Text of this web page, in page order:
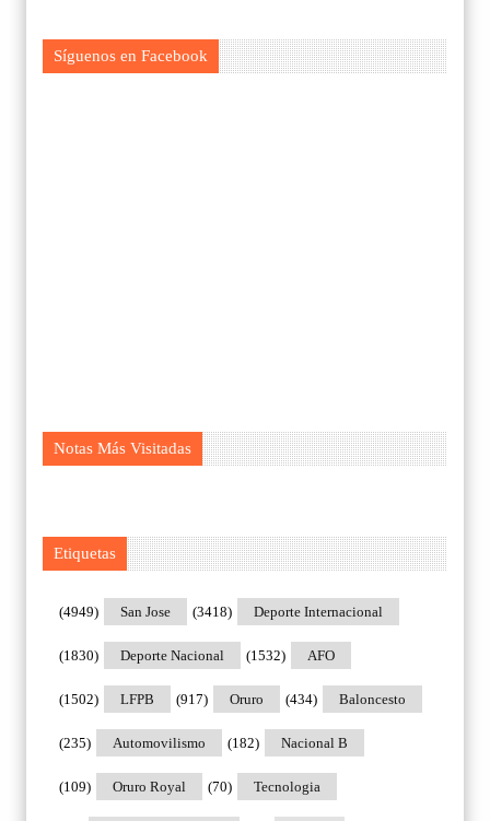
Síguenos en Facebook
Notas Más Visitadas
Etiquetas
San Jose
(4949) Deporte Internacional
(3418)
Deporte Nacional
(1830) AFO
(1532)
LFPB
(1502) Oruro
(917) Baloncesto
(434)
Automovilismo
(235) Nacional B
(182)
Oruro Royal
(109) Tecnologia
(70)